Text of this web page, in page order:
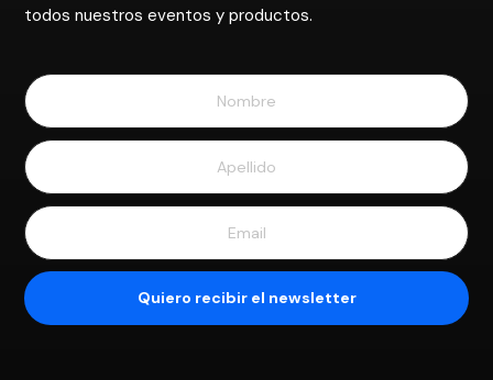
todos nuestros eventos y productos.